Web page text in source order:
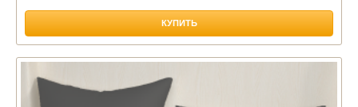
КУПИТЬ